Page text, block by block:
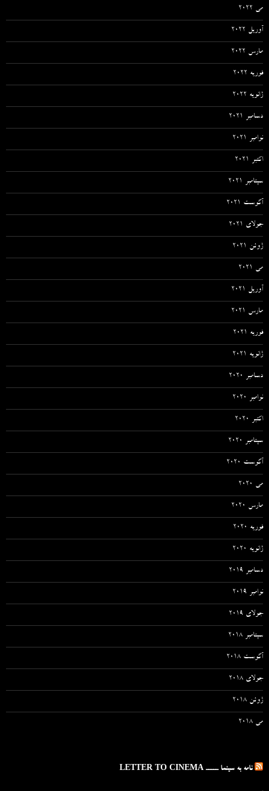
می 2022
آوریل 2022
مارس 2022
فوریه 2022
ژانویه 2022
دسامبر 2021
نوامبر 2021
اکتبر 2021
سپتامبر 2021
آگوست 2021
جولای 2021
ژوئن 2021
می 2021
آوریل 2021
مارس 2021
فوریه 2021
ژانویه 2021
دسامبر 2020
نوامبر 2020
اکتبر 2020
سپتامبر 2020
آگوست 2020
می 2020
مارس 2020
فوریه 2020
ژانویه 2020
دسامبر 2019
نوامبر 2019
جولای 2019
سپتامبر 2018
آگوست 2018
جولای 2018
ژوئن 2018
می 2018
نامه به سینما ـــــ LETTER TO CINEMA